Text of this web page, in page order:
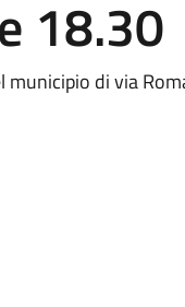
18.30
municipio di via